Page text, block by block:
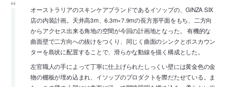
オーストラリアのスキンケアブランドであるイソップの、GINZA SIX
店の内装計画。天井高3m、6.3m×7.9mの長方形平面をもち、二方向
からアクセス出来る角地の空間が今回の計画地となった。 有機的な
曲面壁で二方向への抜けをつくり、同じく曲面のシンクとポスカウン
ターを島状に配置することで、滑らかな動線を描く構成とした。
左官職人の手によって丁寧に仕上げられたしっくい壁には黄金色の金
物の棚板が埋め込まれ、イソップのプロダクトを際だたせている。ま